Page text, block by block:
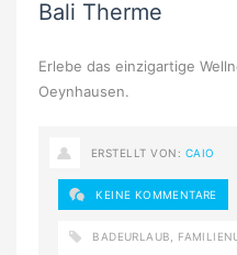
Bali Therme
Erlebe das einzigartige
Oeynhausen.
ERSTELLT VON: CAIO
KEINE KOMMENTARE
BADEURLAUB